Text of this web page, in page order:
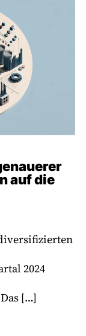
auf die
2024
[…]